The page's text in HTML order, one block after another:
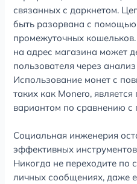
связанных с даркнетом.
быть разорвана с
промежуточных
на адрес магазина может
пользователя через
Использование монет с
таких как Monero,
вариантом по сравнению
Социальная инженерия
эффективных
Никогда не переходите по
личных сообщениях, даже